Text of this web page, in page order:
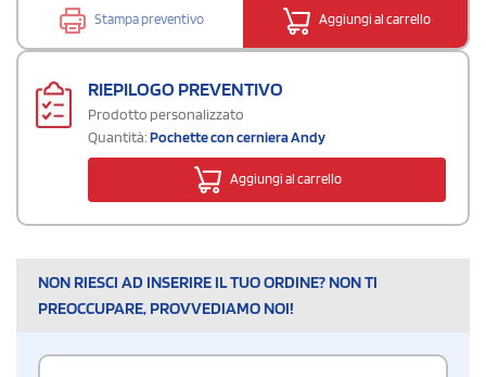
Stampa preventivo Aggiungi al carrello
RIEPILOGO PREVENTIVO
Prodotto personalizzato
Quantità:Pochette con cerniera Andy
Aggiungi al carrello
NON RIESCI AD INSERIRE IL TUO ORDINE? NON TI
PREOCCUPARE, PROVVEDIAMO NOI!